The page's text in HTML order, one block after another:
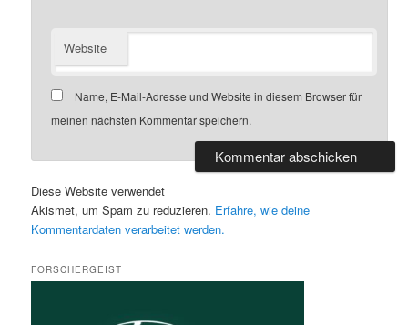
Website
Name, E-Mail-Adresse und Website in diesem Browser für
meinen nächsten Kommentar speichern.
Diese Website verwendet
Akismet, um Spam zu reduzieren. Erfahre, wie deine
Kommentardaten verarbeitet werden.
FORSCHERGEIST